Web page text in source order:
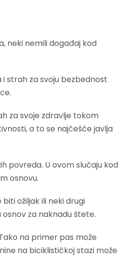
neki nemili događaj kod
strah za svoju bezbednost
za svoje zdravlje tokom
a to se najčešće javlja
povreda. U ovom slučaju kod
osnovu.
ožiljak ili neki drugi
za naknadu štete.
na primer pas može
na biciklističkoj stazi može